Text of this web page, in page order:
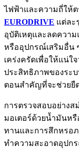
ไฟฟ้าและความถี่ให้
EURODRIVE แต่ละ
อุบัติเหตุและลดความ
หรืออุปกรณ์เสริมอื่น
เคร่งครัดเพื่อให้แน่ใ
ประสิทธิภาพของระ
ตอนสำคัญที่จะช่วยยืด
การตรวจสอบอย่างส
มอเตอร์ด้วยน้ำมันห
ทานและการสึกหรอภ
ทำความสะอาดอุปก